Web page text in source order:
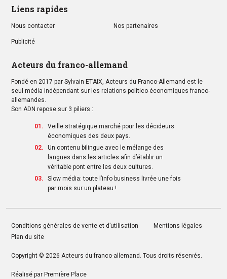
Liens rapides
Nous contacter Nos partenaires
Publicité
Acteurs du franco-allemand
Fondé en 2017 par Sylvain ETAIX, Acteurs du Franco-Allemand est le
seul média indépendant sur les relations politico-économiques franco-
allemandes.
Son ADN repose sur 3 piliers :
Veille stratégique marché pour les décideurs
économiques des deux pays.
Un contenu bilingue avec le mélange des
langues dans les articles afin d’établir un
véritable pont entre les deux cultures.
Slow média: toute l’info business livrée une fois
par mois sur un plateau !
Conditions générales de vente et d’utilisation
Mentions légales
Plan du site
Copyright © 2026 Acteurs du franco-allemand . Tous droits réservés.
Réalisé par Première Place